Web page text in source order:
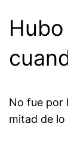
No fue por
mitad de